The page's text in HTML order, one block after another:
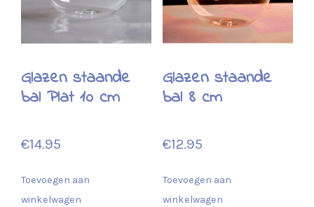
Glazen staande
bal Plat 10 cm
€14.95
Toevoegen aan
winkelwagen
Glazen staande
bal 8 cm
€12.95
Toevoegen aan
winkelwagen